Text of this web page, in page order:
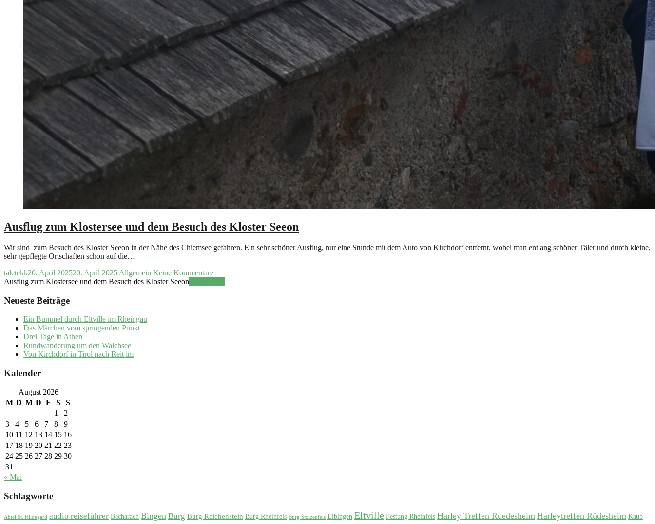
Ausflug zum Klostersee und dem Besuch des Kloster Seeon
Wir sind zum Besuch des Kloster Seeon in der Nähe des Chiemsee gefahren. Ein sehr schöner Ausflug, nur eine Stunde mit dem Auto von Kirchdorf entfernt, wobei man entlang schöner Täler und durch kleine,
sehr gepflegte Ortschaften schon auf die…
taletekk20. April 202520. April 2025 Allgemein Keine Kommentare
Ausflug zum Klostersee und dem Besuch des Kloster Seeon
Neueste Beiträge
Ein Bummel durch Eltville im Rheingau
Das Märchen vom springenden Punkt
Drei Tage in Athen
Rundwanderung um den Walchsee
Von Kirchdorf in Tirol nach Reit im
Kalender
August 2026
M D M D F S
S
1
2
3
4 5 6 7 8
9
10 11 12 13 14 15 16
17 18 19 20 21 22 23
24 25 26 27 28 29 30
31
« Mai
Schlagworte
Abtei St. Hildegard audio reiseführer Bacharach Bingen Burg Burg Reichenstein Burg Rheinfels Burg Stolzenfels Eibingen Eltville Festung Rheinfels Harley Treffen Ruedesheim Harleytreffen Rüdesheim Kaub